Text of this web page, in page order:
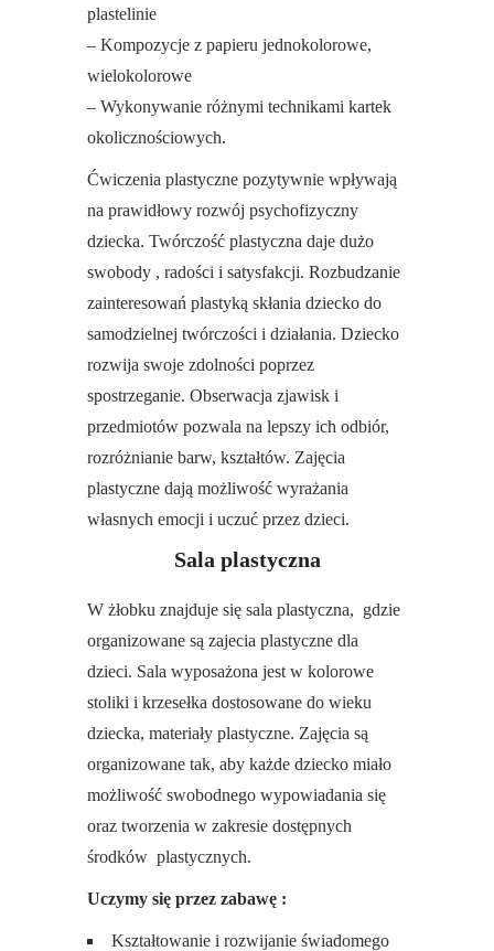
plastelinie
– Kompozycje z papieru jednokolorowe,
wielokolorowe
– Wykonywanie różnymi technikami kartek
okolicznościowych.
Ćwiczenia plastyczne pozytywnie wpływają
na prawidłowy rozwój psychofizyczny
dziecka. Twórczość plastyczna daje dużo
swobody , radości i satysfakcji. Rozbudzanie
zainteresowań plastyką skłania dziecko do
samodzielnej twórczości i działania. Dziecko
rozwija swoje zdolności poprzez
spostrzeganie. Obserwacja zjawisk i
przedmiotów pozwala na lepszy ich odbiór,
rozróżnianie barw, kształtów. Zajęcia
plastyczne dają możliwość wyrażania
własnych emocji i uczuć przez dzieci.
Sala plastyczna
W żłobku znajduje się sala plastyczna, gdzie
organizowane są zajecia plastyczne dla
dzieci. Sala wyposażona jest w kolorowe
stoliki i krzesełka dostosowane do wieku
dziecka, materiały plastyczne. Zajęcia są
organizowane tak, aby każde dziecko miało
możliwość swobodnego wypowiadania się
oraz tworzenia w zakresie dostępnych
środków plastycznych.
Uczymy się przez zabawę :
Kształtowanie i rozwijanie świadomego